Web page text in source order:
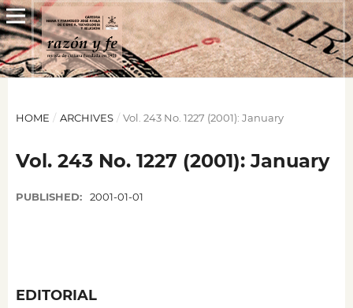
HOME / ARCHIVES / Vol. 243 No. 1227 (2001): January
Vol. 243 No. 1227 (2001): January
PUBLISHED: 2001-01-01
EDITORIAL